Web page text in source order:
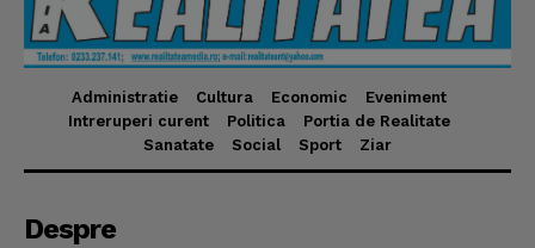
Administratie Cultura Economic
Eveniment
Intreruperi curent
Politica
Portia de Realitate
Sanatate
Social Sport Ziar
Despre